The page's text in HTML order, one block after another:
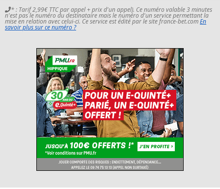
* : Tarif 2,99€ TTC par appel + prix d'un appel). Ce numéro valable 3 minutes
n'est pas le numéro du destinataire mais le numéro d'un service permettant la
mise en relation avec celui-ci. Ce service est édité par le site france-bet.comEn
savoir plus sur ce numéro ?